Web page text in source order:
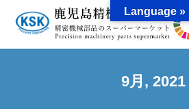
9月, 2021
Language »